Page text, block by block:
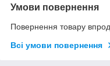
Умови повернення
Повернення товару
Всі умови повернення